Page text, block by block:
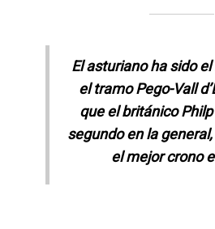
El asturiano ha sido
el tramo Pego-Vall
que el británico
segundo en la
el mejor crono